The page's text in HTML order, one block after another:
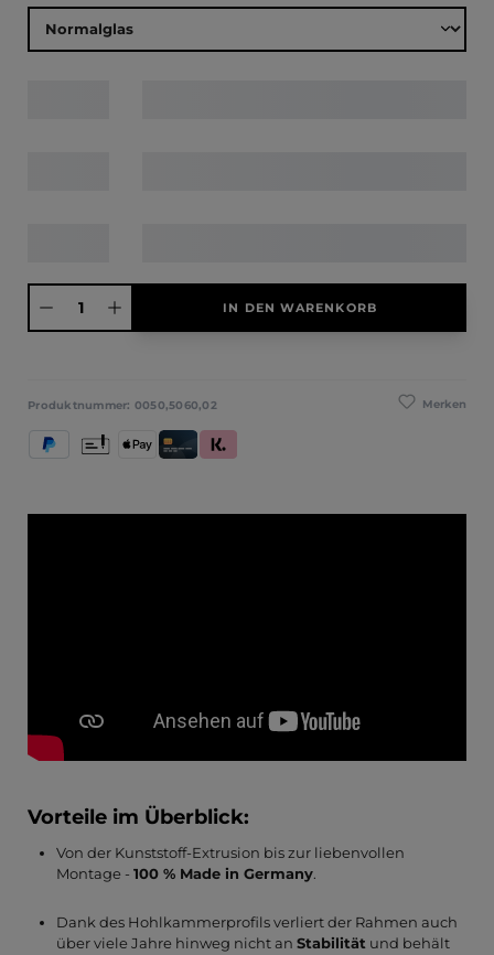
Produkt Anzahl: Gib den gewünschten Wert ein oder benutze die
IN DEN WARENKORB
Merken
Produktnummer: 0050,5060,02
PayPal Apple PayKredit- und Debitkarte
Klarna (Rechnung / Ratenkauf / Sofort)
Vorkasse
Vorteile im Überblick:
Von der Kunststoff-Extrusion bis zur liebenvollen
Montage - 100 % Made in Germany.
Dank des Hohlkammerprofils verliert der Rahmen auch
über viele Jahre hinweg nicht an Stabilitätund behält